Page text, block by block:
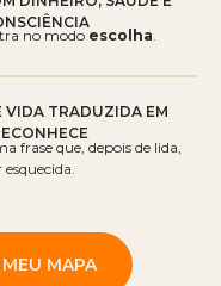
no modo escolha
VIDA TRADUZIDA EM
frase que, depois de lida,
MEU MAPA